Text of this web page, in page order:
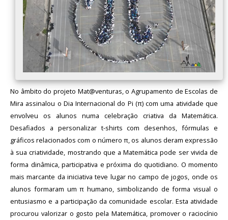
No âmbito do projeto Mat@venturas, o Agrupamento de Escolas de
Mira assinalou o Dia Internacional do Pi (π) com uma atividade que
envolveu os alunos numa celebração criativa da Matemática.
Desafiados a personalizar t-shirts com desenhos, fórmulas e
gráficos relacionados com o número π, os alunos deram expressão
à sua criatividade, mostrando que a Matemática pode ser vivida de
forma dinâmica, participativa e próxima do quotidiano. O momento
mais marcante da iniciativa teve lugar no campo de jogos, onde os
alunos formaram um π humano, simbolizando de forma visual o
entusiasmo e a participação da comunidade escolar. Esta atividade
procurou valorizar o gosto pela Matemática, promover o raciocínio